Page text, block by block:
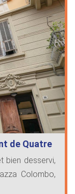
de Quatre
bien desservi,
Colombo,